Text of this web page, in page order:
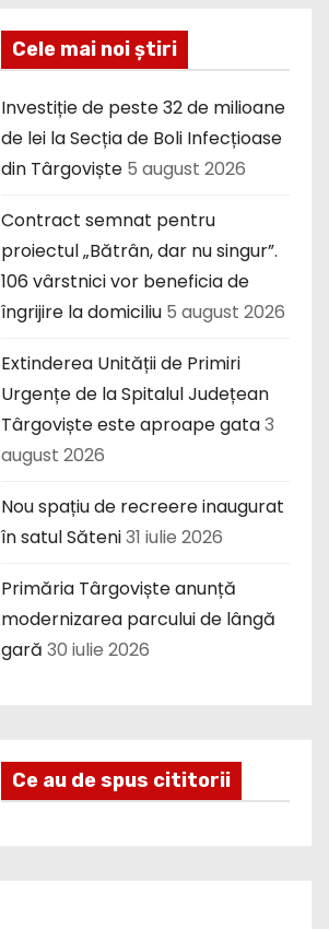
Cele mai noi știri
Investiție de peste 32 de milioane
de lei la Secția de Boli Infecțioase
din Târgoviște 5 august 2026
Contract semnat pentru
proiectul „Bătrân, dar nu singur”.
106 vârstnici vor beneficia de
îngrijire la domiciliu 5 august 2026
Extinderea Unității de Primiri
Urgențe de la Spitalul Județean
Târgoviște este aproape gata3
august 2026
Nou spațiu de recreere inaugurat
în satul Săteni31 iulie 2026
Primăria Târgoviște anunță
modernizarea parcului de lângă
gară 30 iulie 2026
Ce au de spus cititorii